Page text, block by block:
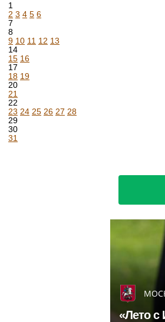
1
2 3 4 5 6
7
8
9 10 11 12 13
14
15 16
17
18 19
20
21
22
23 24 25 26 27 28
29
30
31
«Лето с